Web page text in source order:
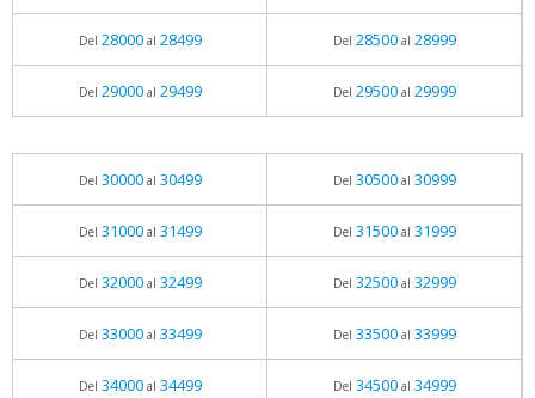
Del 28000al 28499 Del 28500al 28999
Del 29000al 29499 Del 29500al 29999
Del 30000al 30499 Del 30500al 30999
Del 31000al 31499 Del 31500al 31999
Del 32000al 32499 Del 32500al 32999
Del 33000al 33499 Del 33500al 33999
Del 34000al 34499 Del 34500al 34999